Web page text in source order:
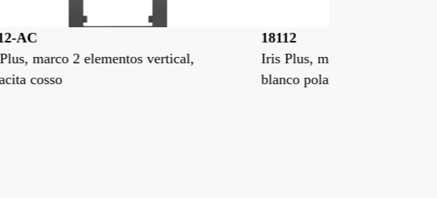
Iris Plus, marco 2 elementos vertical,
blanco polar